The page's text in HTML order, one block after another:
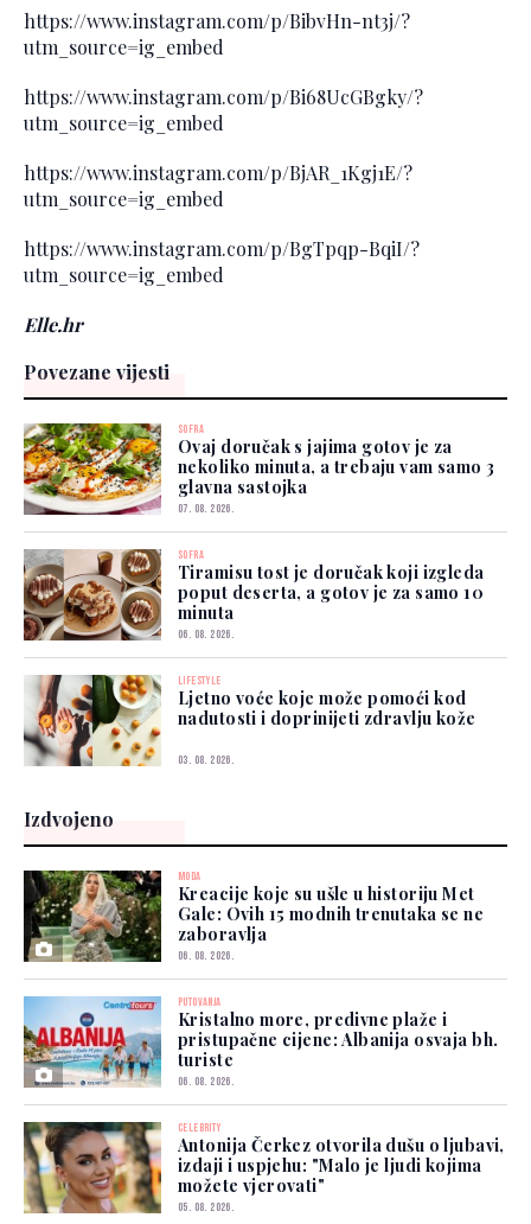
https://www.instagram.com/p/BibvHn-nt3j/?
utm_source=ig_embed
https://www.instagram.com/p/Bi68UcGBgky/?
utm_source=ig_embed
https://www.instagram.com/p/BjAR_1Kgj1E/?
utm_source=ig_embed
https://www.instagram.com/p/BgTpqp-BqiI/?
utm_source=ig_embed
Elle.hr
Povezane vijesti
SOFRA
Ovaj doručak s jajima gotov je za
nekoliko minuta, a trebaju vam samo 3
glavna sastojka
07. 08. 2026.
SOFRA
Tiramisu tost je doručak koji izgleda
poput deserta, a gotov je za samo 10
minuta
06. 08. 2026.
LIFESTYLE
Ljetno voće koje može pomoći kod
nadutosti i doprinijeti zdravlju kože
03. 08. 2026.
Izdvojeno
MODA
Kreacije koje su ušle u historiju Met
Gale: Ovih 15 modnih trenutaka se ne
zaboravlja
06. 08. 2026.
PUTOVANJA
Kristalno more, predivne plaže i
pristupačne cijene: Albanija osvaja bh.
turiste
06. 08. 2026.
CELEBRITY
Antonija Čerkez otvorila dušu o ljubavi,
izdaji i uspjehu: "Malo je ljudi kojima
možete vjerovati"
05. 08. 2026.